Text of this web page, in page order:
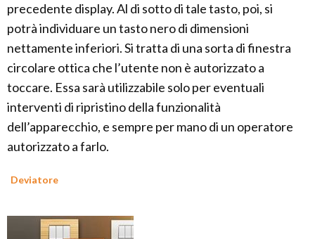
precedente display. Al di sotto di tale tasto, poi, si
potrà individuare un tasto nero di dimensioni
nettamente inferiori. Si tratta di una sorta di finestra
circolare ottica che l’utente non è autorizzato a
toccare. Essa sarà utilizzabile solo per eventuali
interventi di ripristino della funzionalità
dell’apparecchio, e sempre per mano di un operatore
autorizzato a farlo.
Deviatore